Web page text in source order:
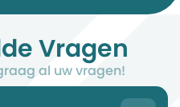
Vragen
al uw vragen!